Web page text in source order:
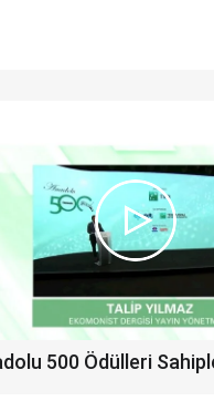
500 Ödülleri